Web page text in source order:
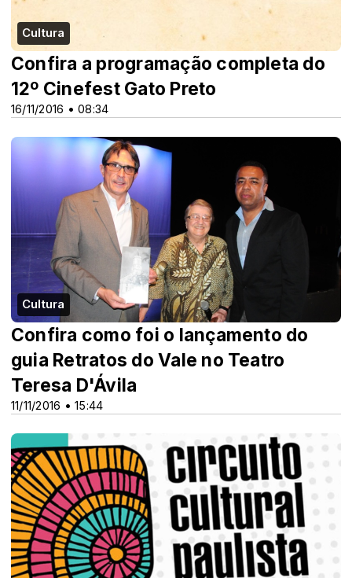
Cultura
16/11/2016 • 08:34
Confira a programação completa do
12º Cinefest Gato Preto
Cultura
11/11/2016 • 15:44
Confira como foi o lançamento do
guia Retratos do Vale no Teatro
Teresa D'Ávila